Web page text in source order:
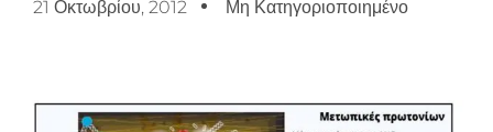
21 Οκτωβρίου, 2012 Μη Κατηγοριοποιημένο